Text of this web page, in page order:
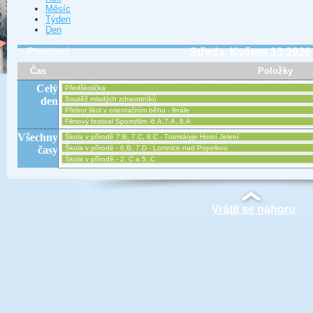
Měsíc
Týden
Den
« Předchozí Středa, Květen 13 2026
Čas Položky
Celý
den
Předškolička
Soutěž mladých zdravotníků
Přebor škol v orientačním běhu - finále
Filmový festival Sportsfilm -6.A,7.A, 8.A
Všechny
časy
Škola v přírodě 7:B, 7.C, 8.C - Tramtáryje Horní Jelení
Škola v přírodě - 6.B, 7.D - Lomnice nad Popelkou
Škola v přírodě - 2. C a 5. C
Vrátit se nahoru